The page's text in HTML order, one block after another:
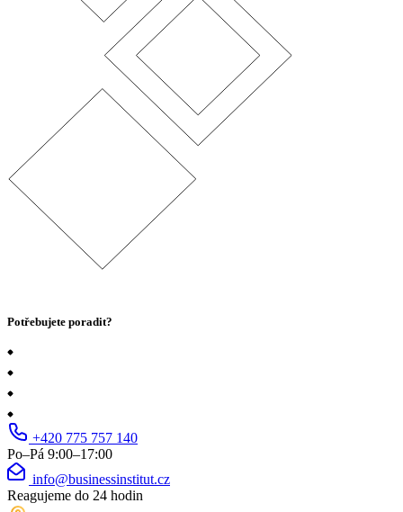
Potřebujete poradit?
+420 775 757 140
Po–Pá 9:00–17:00
info@businessinstitut.cz
Reagujeme do 24 hodin